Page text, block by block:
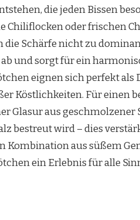
die jeden Bissen
oder frischen
Schärfe nicht zu
und sorgt für ein
eignen sich perfekt als
Köstlichkeiten. Für einen
Glasur aus geschmolzener
bestreut wird – dies
aus süßem
ein Erlebnis für alle